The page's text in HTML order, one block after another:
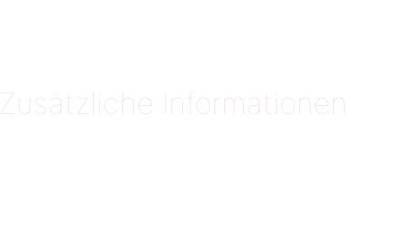
Zusätzliche Informationen